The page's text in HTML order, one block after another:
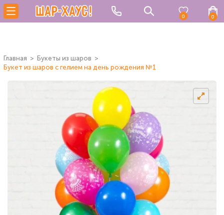
0 0
Главная
Букеты из шаров
Букет из шаров с гелием на день рождения №1